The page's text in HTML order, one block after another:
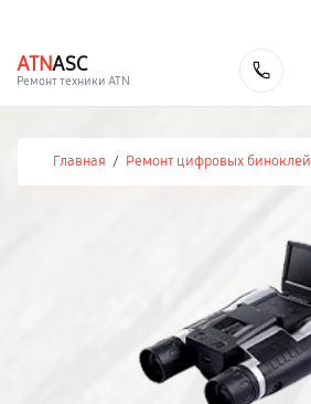
ATNASC
Ремонт техники ATN
Главная / Ремонт цифровых биноклей